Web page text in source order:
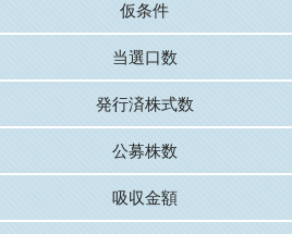
仮条件
当選口数
発行済株式数
公募株数
吸収金額